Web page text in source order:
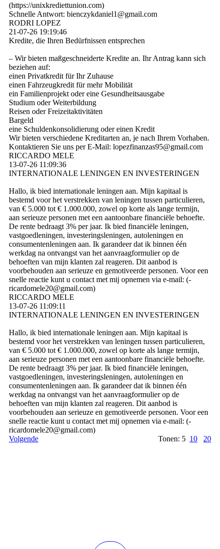
(­https:­//­unixkrediettunion.­com)­
Schnelle Antwort: bienczykdaniel1@­gmail.­com
RODRI LOPEZ
21-07-26 19:19:46
Kredite, die Ihren Bedürfnissen entsprechen
– Wir bieten maßgeschneiderte Kredite an. Ihr Antrag kann sich
beziehen auf:
einen Privatkredit für Ihr Zuhause
einen Fahrzeugkredit für mehr Mobilität
ein Familienprojekt oder eine Gesundheitsausgabe
Studium oder Weiterbildung
Reisen oder Freizeitaktivitäten
Bargeld
eine Schuldenkonsolidierung oder einen Kredit
Wir bieten verschiedene Kreditarten an, je nach Ihrem Vorhaben.
Kontaktieren Sie uns per E-Mail: lopezfinanzas95@­gmail.­com
RICCARDO MELE
13-07-26 11:09:36
INTERNATIONALE LENINGEN EN INVESTERINGEN
Hallo, ik bied internationale leningen aan. Mijn kapitaal is
bestemd voor het verstrekken van leningen tussen particulieren,
van € 5.000 tot € 1.000.000, zowel op korte als lange termijn,
aan serieuze personen met een aantoonbare financiële behoefte.
De rente bedraagt ​​3% per jaar. Ik bied financiële leningen,
vastgoedleningen, investeringsleningen, autoleningen en
consumentenleningen aan. Ik garandeer dat ik binnen één
werkdag na ontvangst van het aanvraagformulier op de
behoeften van mijn klanten zal reageren. Dit aanbod is
voorbehouden aan serieuze en gemotiveerde personen. Voor een
snelle reactie kunt u contact met mij opnemen via e-mail: (­
ricardomele20@­gmail.­com)­
RICCARDO MELE
13-07-26 11:09:11
INTERNATIONALE LENINGEN EN INVESTERINGEN
Hallo, ik bied internationale leningen aan. Mijn kapitaal is
bestemd voor het verstrekken van leningen tussen particulieren,
van € 5.000 tot € 1.000.000, zowel op korte als lange termijn,
aan serieuze personen met een aantoonbare financiële behoefte.
De rente bedraagt ​​3% per jaar. Ik bied financiële leningen,
vastgoedleningen, investeringsleningen, autoleningen en
consumentenleningen aan. Ik garandeer dat ik binnen één
werkdag na ontvangst van het aanvraagformulier op de
behoeften van mijn klanten zal reageren. Dit aanbod is
voorbehouden aan serieuze en gemotiveerde personen. Voor een
snelle reactie kunt u contact met mij opnemen via e-mail: (­
ricardomele20@­gmail.­com)­
Volgende
Tonen: 5 10 20